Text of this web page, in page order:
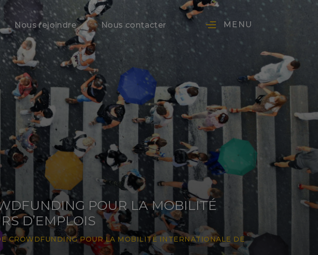
Nous rejoindre Nous contacter MENU
POUR LA MOBILITÉ
D’EMPLOIS
CROWDFUNDING POUR LA MOBILITÉ INTERNATIONALE DE